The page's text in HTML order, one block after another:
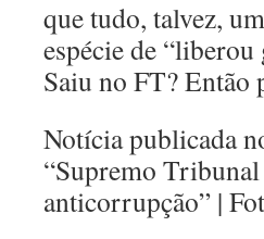
que tudo, talvez,
espécie de
Saiu no FT? Então
Notícia publicada
“Supremo
anticorrupção” |